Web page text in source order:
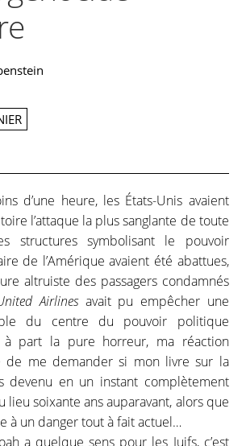
d’une heure, les États-Unis avaient
l’attaque la plus sanglante de toute
structures symbolisant le pouvoir
de l’Amérique avaient été abattues,
altruiste des passagers condamnés
Airlinesavait pu empêcher une
du centre du pouvoir politique
à part la pure horreur, ma réaction
de me demander si mon livre sur la
devenu en un instant complètement
lieu soixante ans auparavant, alors que
à un danger tout à fait actuel…
a quelque sens pour les Juifs, c’est